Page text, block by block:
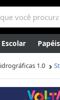
Escolar Papéis
Mídias1.0